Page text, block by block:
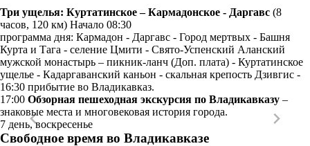
Три ущелья: Куртатинское – Кармадонское - Даргавс (8
часов, 120 км) Начало 08:30
программа дня: Кармадон - Даргавс - Город мертвых - Башня
Курта и Тага - селение Цмити - Свято-Успенский Аланский
мужской монастырь – пикник-ланч (Доп. плата) - Куртатинское
ущелье - Кадаргаванский каньон - скальная крепость Дзивгис -
16:30 прибытие во Владикавказ.
17:00 Обзорная пешеходная экскурсия по Владикавказу –
знаковые места и многовековая история города.
7 день, воскресенье
Свободное время во Владикавказе